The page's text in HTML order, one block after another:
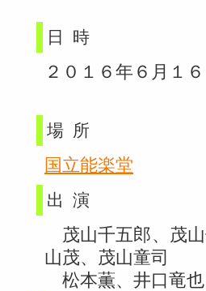
日時
２０１６年６月１
場所
国立能楽堂
出演
茂山千五郎、茂
山茂、茂山童司
松本薫、井口竜